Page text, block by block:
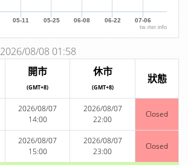
05-11 05-25 06-08 06-22 07-06
tw.rter.info
2026/08/08 01:58
開市
(GMT+8)
休市
(GMT+8)
狀態
2026/08/07
14:00
2026/08/07
22:00
Closed
2026/08/07
15:00
2026/08/07
23:00
Closed